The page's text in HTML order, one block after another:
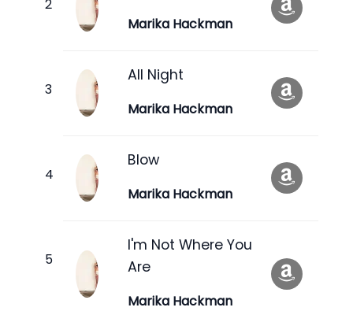
Marika Hackman
All Night
Marika Hackman
Blow
Marika Hackman
I'm Not Where You
Are
Marika Hackman